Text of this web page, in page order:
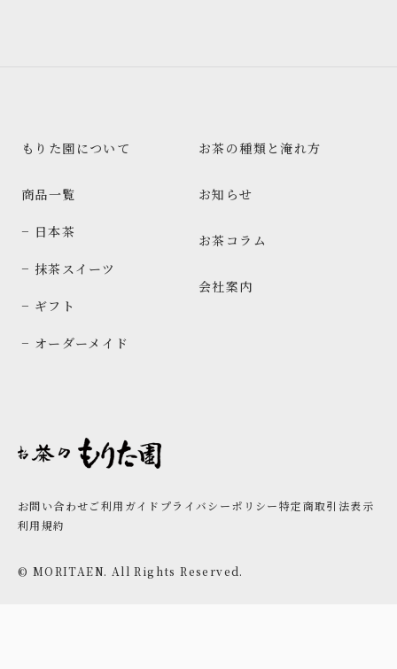
もりた園について
商品一覧
− 日本茶
− 抹茶スイーツ
− ギフト
− オーダーメイド
お茶の種類と淹れ方
お知らせ
お茶コラム
会社案内
お問い合わせご利用ガイド プライバシーポリシー特定商取引法表示
利用規約
© MORITAEN. All Rights Reserved.